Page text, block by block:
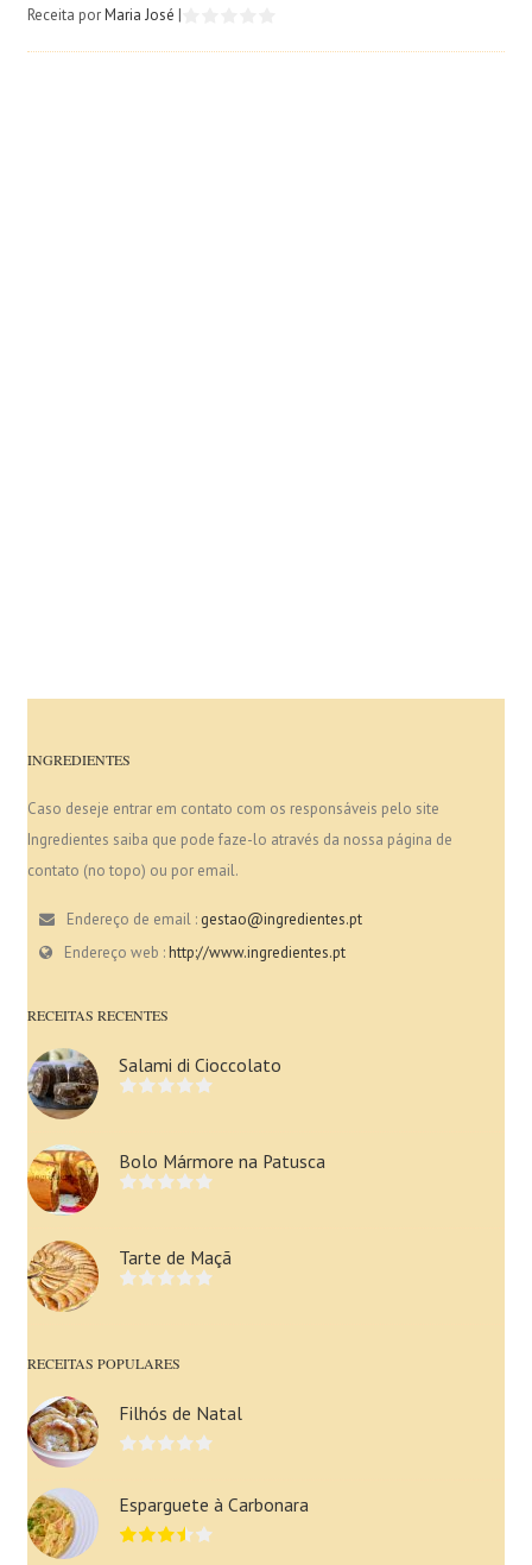
Receita porMaria José |
INGREDIENTES
Caso deseje entrar em contato com os responsáveis pelo site
Ingredientes saiba que pode faze-lo através da nossa página de
contato (no topo) ou por email.
Endereço de email : gestao@ingredientes.pt
Endereço web :http://www.ingredientes.pt
RECEITAS RECENTES
Salami di Cioccolato
Bolo Mármore na Patusca
Tarte de Maçã
RECEITAS POPULARES
Filhós de Natal
Esparguete à Carbonara